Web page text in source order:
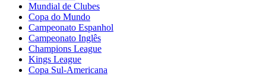
Mundial de Clubes
Copa do Mundo
Campeonato Espanhol
Campeonato Inglês
Champions League
Kings League
Copa Sul-Americana